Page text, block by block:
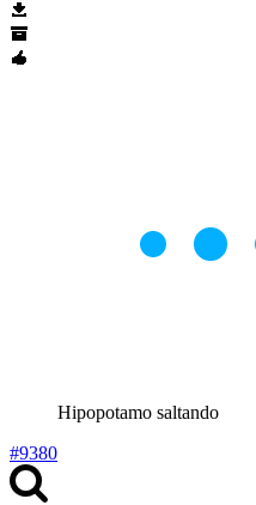
Hipopotamo saltando
#9380